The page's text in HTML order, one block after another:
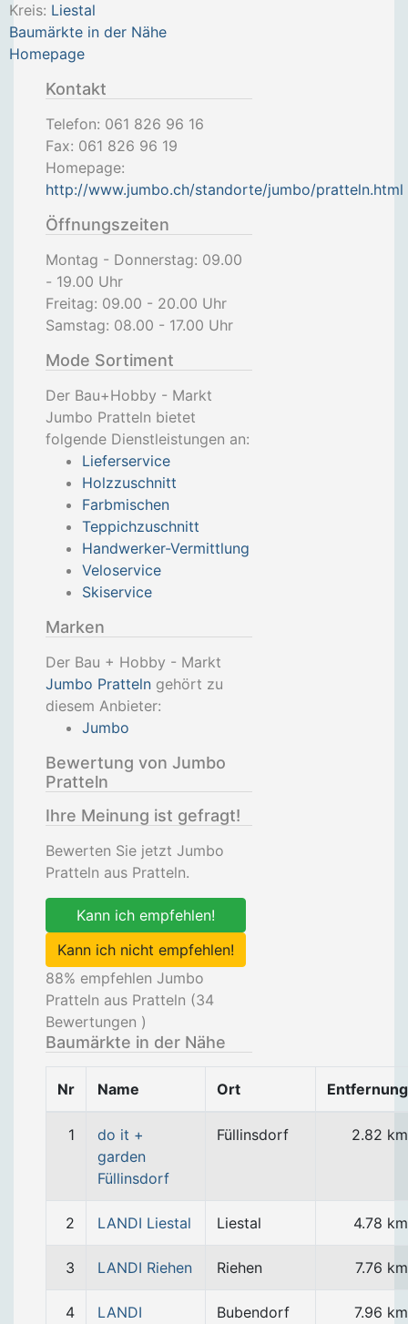
Kreis: Liestal
Baumärkte in der Nähe
Homepage
Kontakt
Telefon: 061 826 96 16
Fax: 061 826 96 19
Homepage:
http://www.jumbo.ch/standorte/jumbo/pratteln.html
Öffnungszeiten
Montag - Donnerstag: 09.00
- 19.00 Uhr
Freitag: 09.00 - 20.00 Uhr
Samstag: 08.00 - 17.00 Uhr
Mode Sortiment
Der Bau+Hobby - Markt
Jumbo Pratteln bietet
folgende Dienstleistungen an:
Lieferservice
Holzzuschnitt
Farbmischen
Teppichzuschnitt
Handwerker-Vermittlung
Veloservice
Skiservice
Marken
Der Bau + Hobby - Markt
Jumbo Pratteln gehört zu
diesem Anbieter:
Jumbo
Bewertung von Jumbo
Pratteln
Ihre Meinung ist gefragt!
Bewerten Sie jetzt Jumbo
Pratteln aus Pratteln.
Kann ich empfehlen!
Kann ich nicht empfehlen!
88% empfehlen Jumbo
Pratteln aus Pratteln (34
Bewertungen )
Baumärkte in der Nähe
Nr Name Ort Entfernung
1
do it +
garden
Füllinsdorf
Füllinsdorf 2.82 km
2 LANDI Liestal Liestal 4.78 km
3 LANDI Riehen Riehen 7.76 km
4
LANDI
Bubendorf 7.96 km